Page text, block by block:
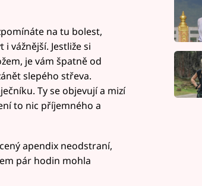
na tu bolest,
vážnější. Jestliže si
je vám špatně od
slepého střeva.
Ty se objevují a mizí
to nic příjemného a
apendix neodstraní,
pár hodin mohla